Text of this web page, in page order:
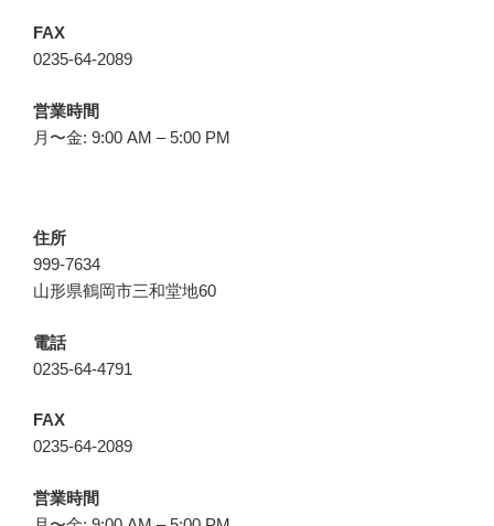
FAX
0235-64-2089
営業時間
月〜金: 9:00 AM – 5:00 PM
住所
999-7634
山形県鶴岡市三和堂地60
電話
0235-64-4791
FAX
0235-64-2089
営業時間